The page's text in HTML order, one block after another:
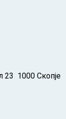
23 1000 Скопје